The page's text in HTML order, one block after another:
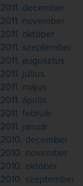
2011. december
2011. november
2011. október
2011. szeptember
2011. augusztus
2011. július
2011. május
2011. április
2011. február
2011. január
2010. december
2010. november
2010. október
2010. szeptember